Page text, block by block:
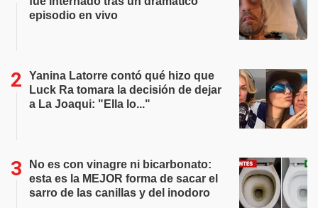
episodio en vivo
Yanina Latorre contó qué hizo que
Luck Ra tomara la decisión de dejar
a La Joaqui: "Ella lo..."
No es con vinagre ni bicarbonato:
esta es la MEJOR forma de sacar el
sarro de las canillas y del inodoro